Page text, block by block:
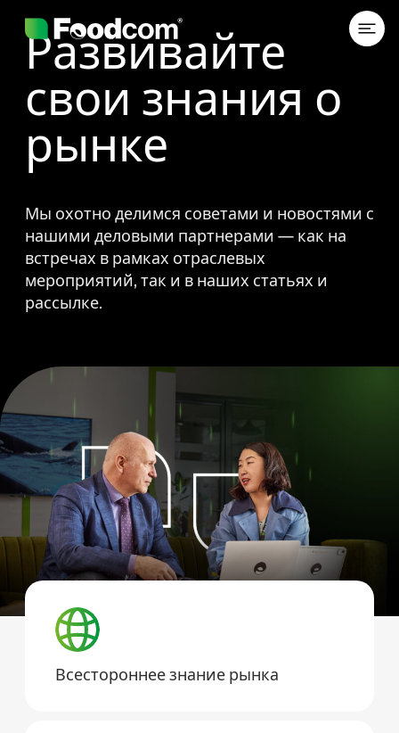
Развивайте
свои знания о
рынке
Мы охотно делимся советами и новостями с
нашими деловыми партнерами — как на
встречах в рамках отраслевых
мероприятий, так и в наших статьях и
рассылке.
Всестороннее знание рынка